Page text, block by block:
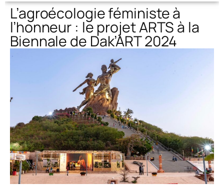
L’agroécologie féministe à
l’honneur : le projet ARTS à la
Biennale de Dak’ART 2024